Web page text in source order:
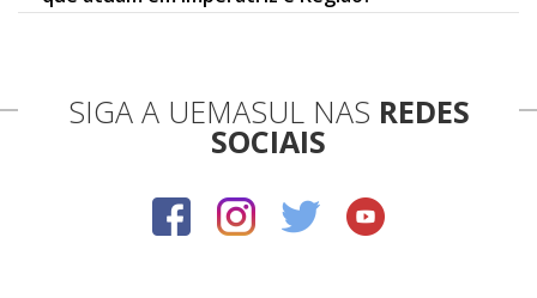
SIGA A UEMASUL NAS REDES
SOCIAIS